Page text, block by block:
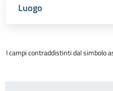
Luogo
Attivo
Data e orario
Dettagli appuntamento
Richiedente
Riepilogo
I campi contraddistinti dal simbolo